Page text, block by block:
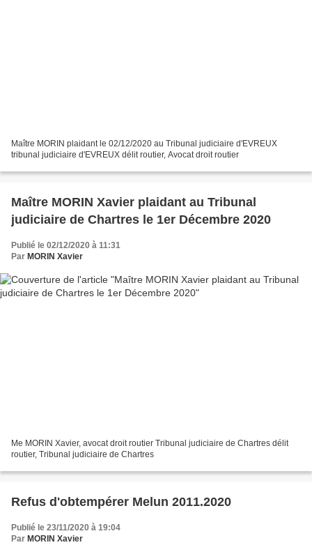
Maître MORIN plaidant le 02/12/2020 au Tribunal judiciaire d'EVREUX
tribunal judiciaire d'EVREUX délit routier, Avocat droit routier
Maître MORIN Xavier plaidant au Tribunal
judiciaire de Chartres le 1er Décembre 2020
Publié le 02/12/2020 à 11:31
Par MORIN Xavier
Me MORIN Xavier, avocat droit routier Tribunal judiciaire de Chartres délit
routier, Tribunal judiciaire de Chartres
Refus d'obtempérer Melun 2011.2020
Publié le 23/11/2020 à 19:04
Par MORIN Xavier